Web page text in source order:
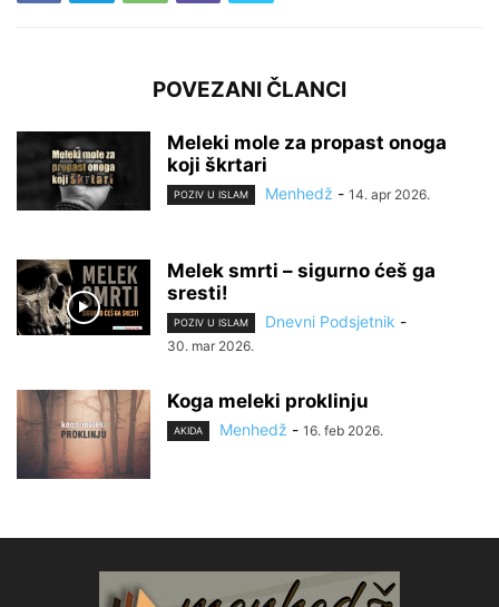
POVEZANI ČLANCI
Meleki mole za propast onoga
koji škrtari
POZIV U ISLAM Menhedž - 14. apr 2026.
Melek smrti – sigurno ćeš ga
sresti!
POZIV U ISLAM Dnevni Podsjetnik -
30. mar 2026.
Koga meleki proklinju
AKIDA Menhedž - 16. feb 2026.